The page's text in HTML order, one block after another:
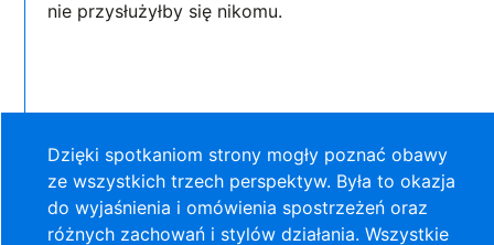
nie przysłużyłby się nikomu.
Dzięki spotkaniom strony mogły poznać obawy
ze wszystkich trzech perspektyw. Była to okazja
do wyjaśnienia i omówienia spostrzeżeń oraz
różnych zachowań i stylów działania. Wszystkie